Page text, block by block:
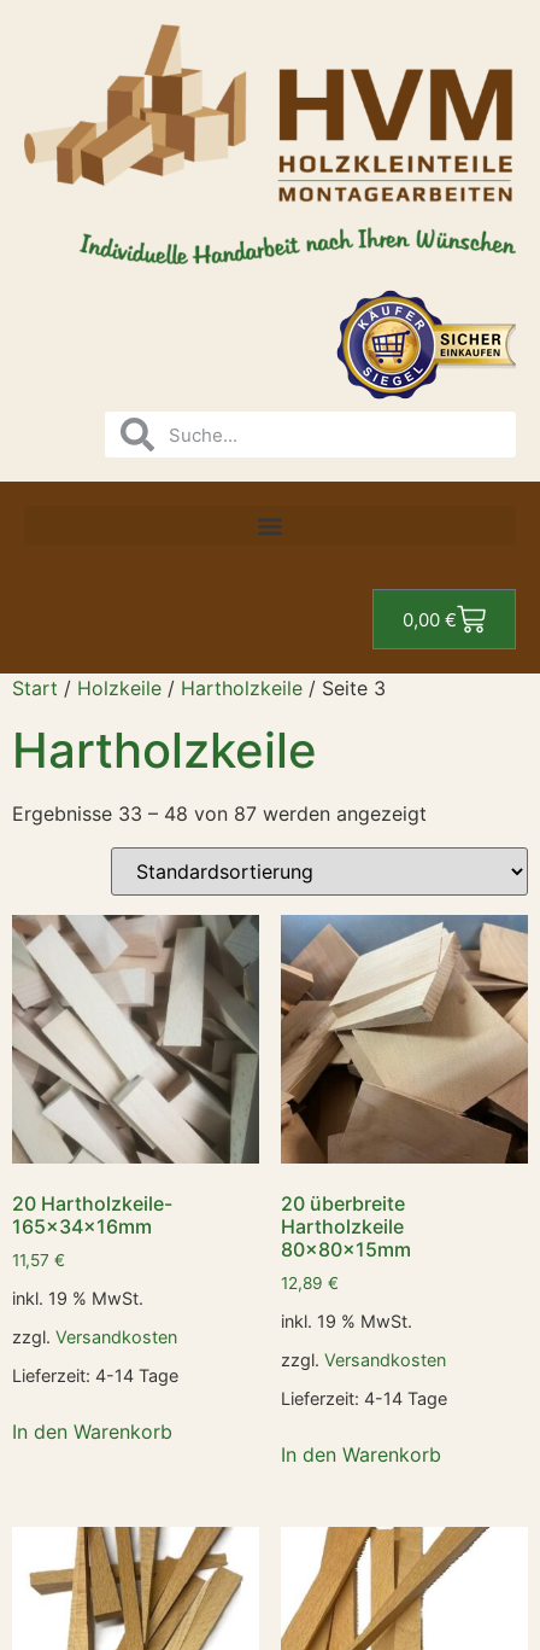
0,00 €
Start / Holzkeile / Hartholzkeile / Seite 3
Hartholzkeile
Ergebnisse 33 – 48 von 87 werden angezeigt
20 Hartholzkeile-
165x34x16mm
11,57 €
inkl. 19 % MwSt.
zzgl. Versandkosten
Lieferzeit: 4-14 Tage
In den Warenkorb
20 überbreite
Hartholzkeile
80x80x15mm
12,89 €
inkl. 19 % MwSt.
zzgl. Versandkosten
Lieferzeit: 4-14 Tage
In den Warenkorb